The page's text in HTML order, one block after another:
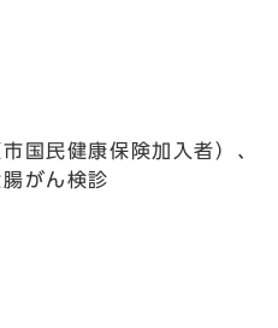
国民健康保険加入者）、
がん検診